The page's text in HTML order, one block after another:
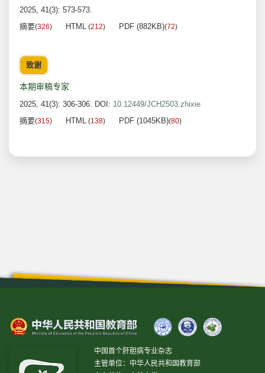
2025, 41(3): 573-573.
摘要(326) HTML (212) PDF (882KB)(72)
致谢
本期审稿专家
2025, 41(3): 306-306. DOI: 10.12449/JCH2503.zhixie
摘要(315) HTML (138) PDF (1045KB)(80)
中国首个肝胆病专业杂志
主管单位：中华人民共和国教育部